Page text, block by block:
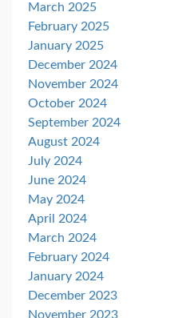
March 2025
February 2025
January 2025
December 2024
November 2024
October 2024
September 2024
August 2024
July 2024
June 2024
May 2024
April 2024
March 2024
February 2024
January 2024
December 2023
November 2023